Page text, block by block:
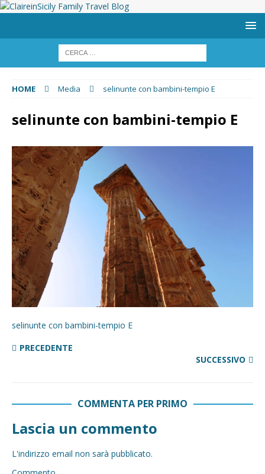
HOME Media selinunte con bambini-tempio E
selinunte con bambini-tempio E
selinunte con bambini-tempio E
PRECEDENTE
SUCCESSIVO
COMMENTA PER PRIMO
Lascia un commento
L'indirizzo email non sarà pubblicato.